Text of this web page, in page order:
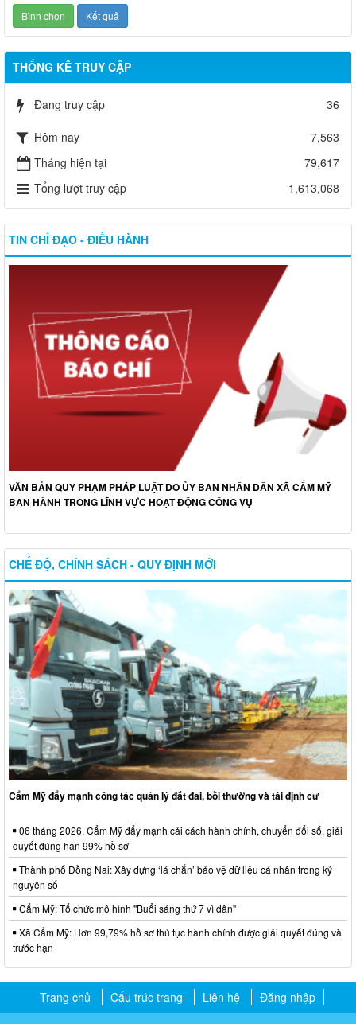
THỐNG KÊ TRUY CẬP
Đang truy cập 36
Hôm nay
7,563
Tháng hiện tại
79,617
Tổng lượt truy cập
1,613,068
TIN CHỈ ĐẠO - ĐIỀU HÀNH
VĂN BẢN QUY PHẠM PHÁP LUẬT DO ỦY BAN NHÂN DÂN XÃ CẨM MỸ
BAN HÀNH TRONG LĨNH VỰC HOẠT ĐỘNG CÔNG VỤ
CHẾ ĐỘ, CHÍNH SÁCH - QUY ĐỊNH MỚI
Cẩm Mỹ đẩy mạnh công tác quản lý đất đai, bồi thường và tái định cư
06 tháng 2026, Cẩm Mỹ đẩy mạnh cải cách hành chính, chuyển đổi số, giải
quyết đúng hạn 99% hồ sơ
Thành phố Đồng Nai: Xây dựng ‘lá chắn’ bảo vệ dữ liệu cá nhân trong kỷ
nguyên số
Cẩm Mỹ: Tổ chức mô hình "Buổi sáng thứ 7 vì dân"
Xã Cẩm Mỹ: Hơn 99,79% hồ sơ thủ tục hành chính được giải quyết đúng và
trước hạn
Trang chủ Cấu trúc trang Liên hệ Đăng nhập